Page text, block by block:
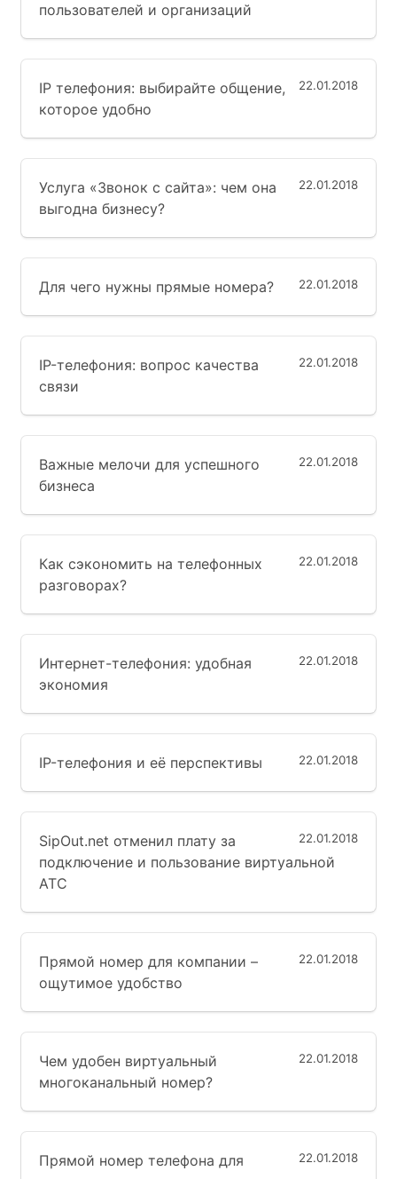
пользователей и организаций
22.01.2018
IP телефония: выбирайте общение,
которое удобно
22.01.2018
Услуга «Звонок с сайта»: чем она
выгодна бизнесу?
22.01.2018
Для чего нужны прямые номера?
22.01.2018
IP-телефония: вопрос качества
связи
22.01.2018
Важные мелочи для успешного
бизнеса
22.01.2018
Как сэкономить на телефонных
разговорах?
22.01.2018
Интернет-телефония: удобная
экономия
22.01.2018
IP-телефония и её перспективы
22.01.2018
SipOut.net отменил плату за
подключение и пользование виртуальной
АТС
22.01.2018
Прямой номер для компании –
ощутимое удобство
22.01.2018
Чем удобен виртуальный
многоканальный номер?
22.01.2018
Прямой номер телефона для